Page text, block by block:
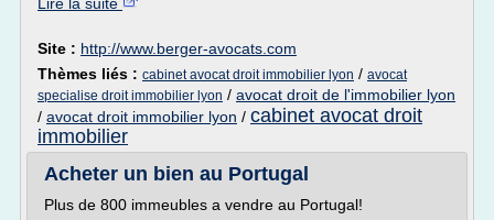
Site : http://www.berger-avocats.com
Thèmes liés : cabinet avocat droit immobilier lyon / avocat
specialise droit immobilier lyon / avocat droit de l'immobilier lyon
/ avocat droit immobilier lyon / cabinet avocat droit
immobilier
Acheter un bien au Portugal
Plus de 800 immeubles a vendre au Portugal!